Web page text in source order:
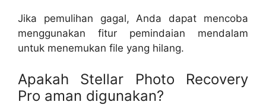
Jika pemulihan gagal, Anda dapat mencoba
menggunakan fitur pemindaian mendalam
untuk menemukan file yang hilang.
Apakah Stellar Photo Recovery
Pro aman digunakan?